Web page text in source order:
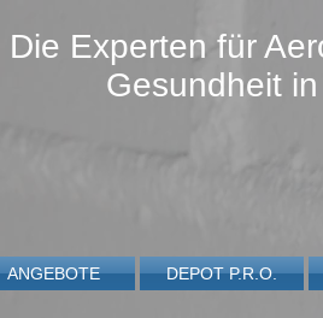
Die Experten für
Gesundheit
ANGEBOTE DEPOT P.R.O.